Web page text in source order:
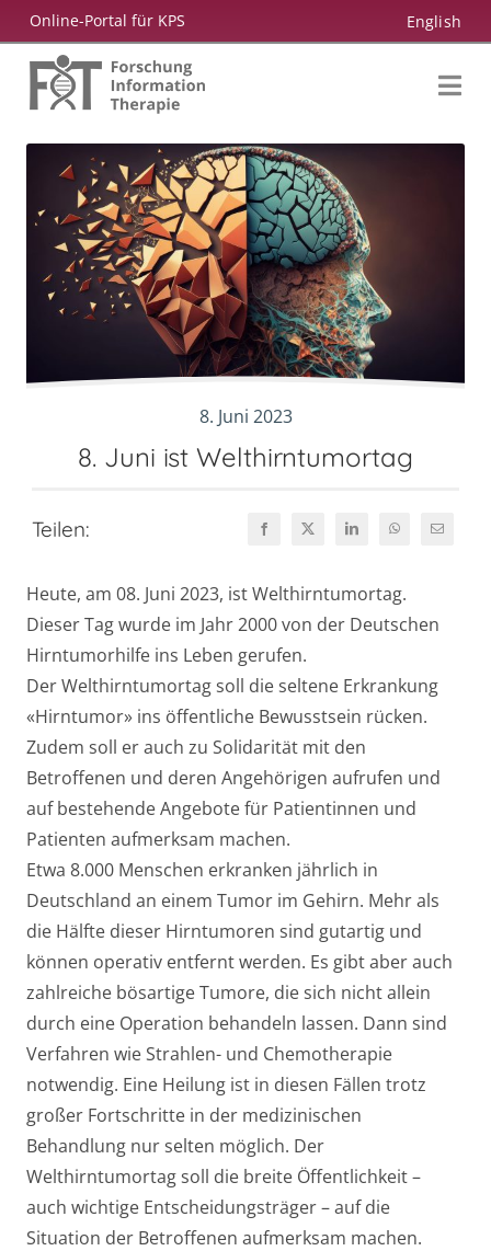
Zum
Inhalt
springen
Online-Portal für KPS English
8. Juni 2023
8. Juni ist Welthirntumortag
Teilen:
Heute, am 08. Juni 2023, ist Welthirntumortag.
Dieser Tag wurde im Jahr 2000 von der Deutschen
Hirntumorhilfe ins Leben gerufen.
Der Welthirntumortag soll die seltene Erkrankung
«Hirntumor» ins öffentliche Bewusstsein rücken.
Zudem soll er auch zu Solidarität mit den
Betroffenen und deren Angehörigen aufrufen und
auf bestehende Angebote für Patientinnen und
Patienten aufmerksam machen.
Etwa 8.000 Menschen erkranken jährlich in
Deutschland an einem Tumor im Gehirn. Mehr als
die Hälfte dieser Hirntumoren sind gutartig und
können operativ entfernt werden. Es gibt aber auch
zahlreiche bösartige Tumore, die sich nicht allein
durch eine Operation behandeln lassen. Dann sind
Verfahren wie Strahlen- und Chemotherapie
notwendig. Eine Heilung ist in diesen Fällen trotz
großer Fortschritte in der medizinischen
Behandlung nur selten möglich. Der
Welthirntumortag soll die breite Öffentlichkeit –
auch wichtige Entscheidungsträger – auf die
Situation der Betroffenen aufmerksam machen.